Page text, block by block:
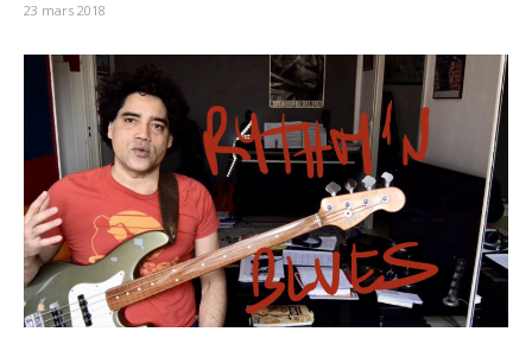
23 mars 2018